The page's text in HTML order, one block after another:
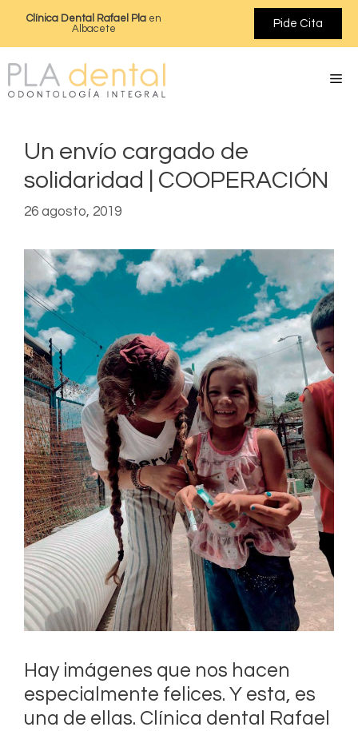
Clínica Dental Rafael Plaen
Albacete
Pide Cita
Un envío cargado de
solidaridad | COOPERACIÓN
26 agosto, 2019
Hay imágenes que nos hacen
especialmente felices. Y esta, es
una de ellas. Clínica dental Rafael